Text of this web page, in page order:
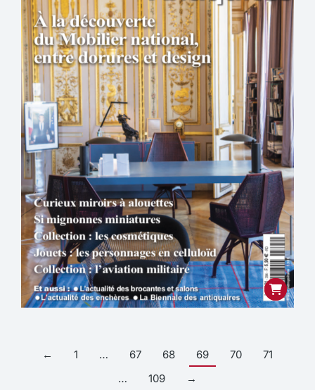
← 1 … 67 68 69 70
71
…
109 →